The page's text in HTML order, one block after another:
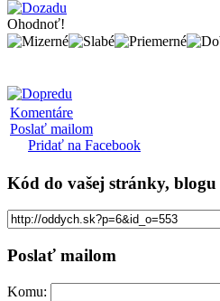
Ohodnoť!
Komentáre
Poslať mailom
Pridať na Facebook
Kód do vašej stránky, blogu
Poslať mailom
Komu: